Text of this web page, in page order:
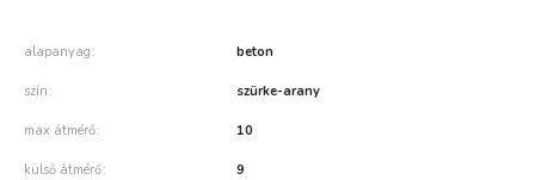
alapanyag beton
szín szürke-arany
max átmérő 10
külső átmérő 9